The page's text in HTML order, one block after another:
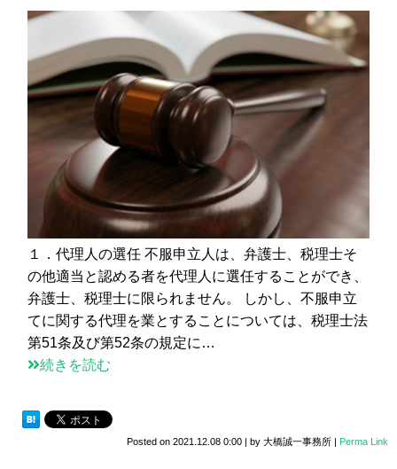
１．代理人の選任 不服申立人は、弁護士、税理士そ
の他適当と認める者を代理人に選任することができ、
弁護士、税理士に限られません。 しかし、不服申立
てに関する代理を業とすることについては、税理士法
第51条及び第52条の規定に…
続きを読む
Posted on 2021.12.08 0:00 | by 大橋誠一事務所 | Perma Link